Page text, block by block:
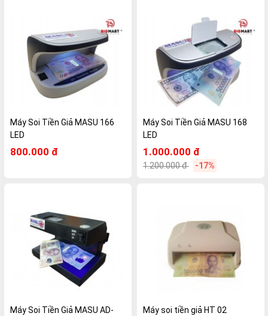
Máy Soi Tiền Giả MASU 166
LED
800.000 đ
Máy Soi Tiền Giả MASU 168
LED
1.000.000 đ
1.200.000 đ -17%
Máy Soi Tiền Giả MASU AD-
Máy soi tiền giả HT 02